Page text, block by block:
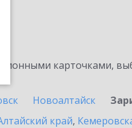
карточками,
Новоалтайск
край,